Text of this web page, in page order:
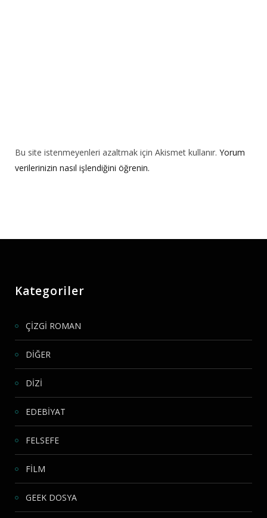
Bu site istenmeyenleri azaltmak için Akismet kullanır. Yorum
verilerinizin nasıl işlendiğini öğrenin.
Kategoriler
ÇİZGİ ROMAN
DİĞER
DİZİ
EDEBİYAT
FELSEFE
FİLM
GEEK DOSYA